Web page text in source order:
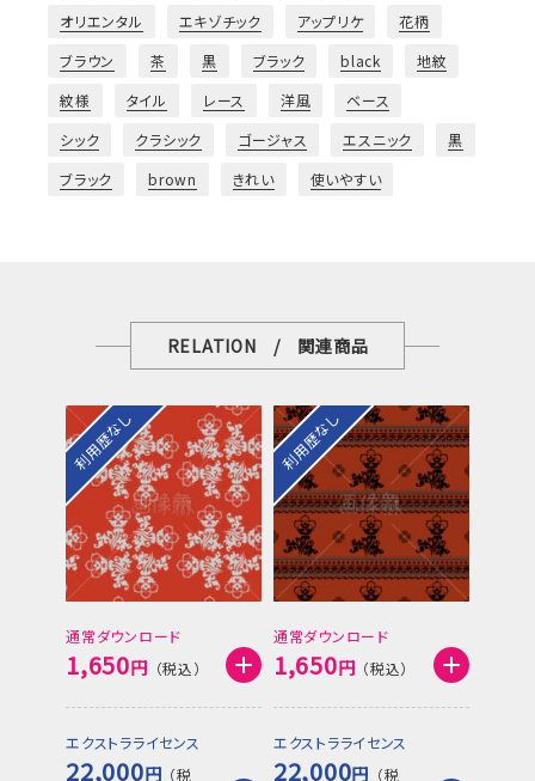
オリエンタル
エキゾチック アップリケ
花柄
ブラウン
茶 黒 ブラック black
地紋
紋様
タイル レース 洋風
ベース
シック
クラシック ゴージャス エスニック
黒
ブラック
brown きれい 使いやすい
RELATION / 関連商品
利用歴なし
通常ダウンロード
1,650円
エクストラライセンス
22,000円
利用歴なし
通常ダウンロード
1,650円
エクストラライセンス
22,000円